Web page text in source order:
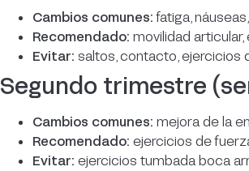
Cambios comunes: fatiga,
Recomendado: movilidad
Evitar: saltos, contacto, ejercicios
Segundo trimestre
Cambios comunes: mejora de la
Recomendado: ejercicios de
Evitar: ejercicios tumbada boca